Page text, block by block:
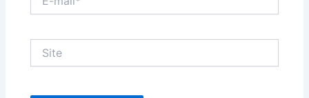
mail*